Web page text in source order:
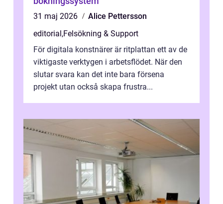
31 maj 2026
Alice Pettersson
editorial,Felsökning & Support
För digitala konstnärer är ritplattan ett av de
viktigaste verktygen i arbetsflödet. När den
slutar svara kan det inte bara försena
projekt utan också skapa frustra...